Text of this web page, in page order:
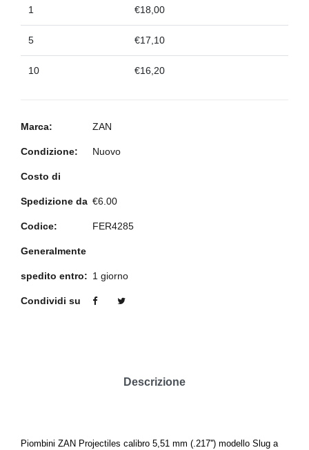
1 €18,00
5 €17,10
10 €16,20
Marca: ZAN
Condizione: Nuovo
Costo di
Spedizione da €6.00
Codice: FER4285
Generalmente
spedito entro: 1 giorno
Condividi su
Descrizione
Piombini ZAN Projectiles calibro 5,51 mm (.217'') modello Slug a